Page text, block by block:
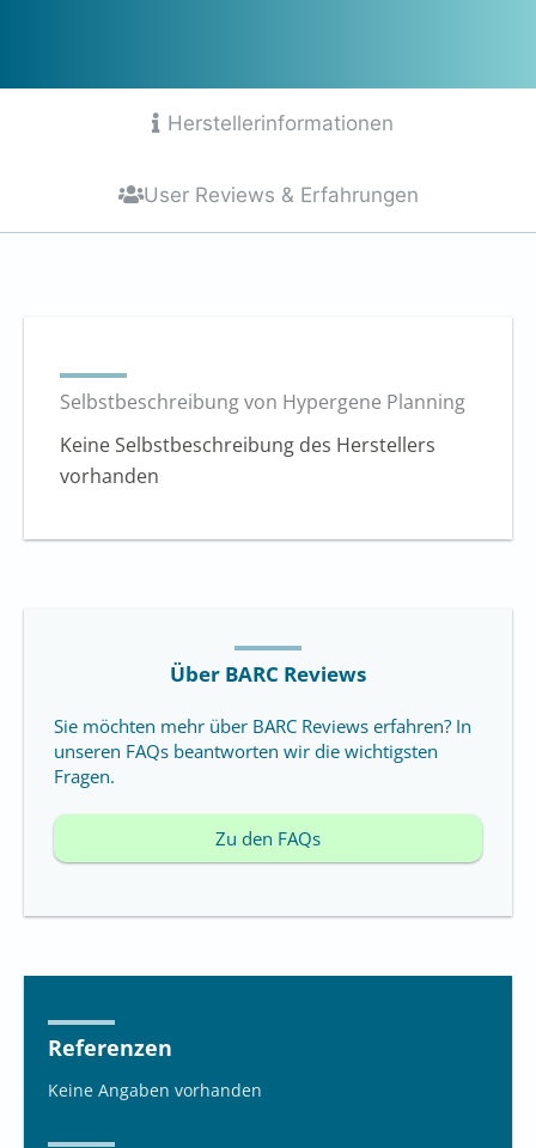
Herstellerinformationen
User Reviews & Erfahrungen
Selbstbeschreibung von Hypergene Planning
Keine Selbstbeschreibung des Herstellers
vorhanden
Über BARC Reviews
Sie möchten mehr über BARC Reviews erfahren? In
unseren FAQs beantworten wir die wichtigsten
Fragen.
Zu den FAQs
Referenzen
Keine Angaben vorhanden